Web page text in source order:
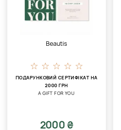
Beautis
ПОДАРУНКОВИЙ СЕРТИФІКАТ НА
2000 ГРН
A GIFT FOR YOU
2000 ₴